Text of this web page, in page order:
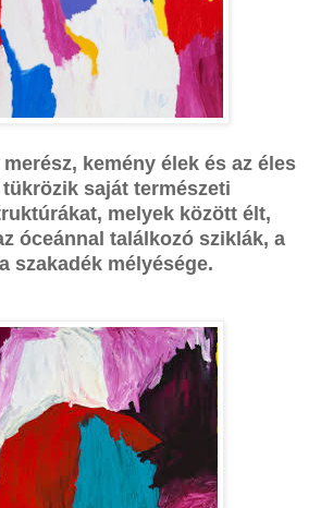
kemény élek és az éles
saját természeti
melyek között élt,
óceánnal találkozó sziklák, a
szakadék mélyésége.